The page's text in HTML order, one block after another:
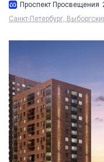
Проспект Просвещения
Санкт-Петербург,